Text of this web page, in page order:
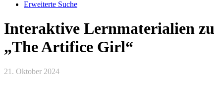
Erweiterte Suche
Interaktive Lernmaterialien zu
„The Artifice Girl“
21. Oktober 2024